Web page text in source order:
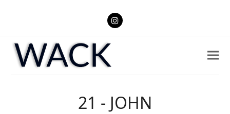
Instagram
21 - JOHN